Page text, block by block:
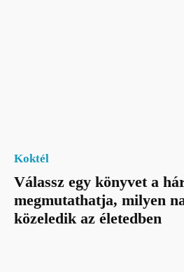
Koktél
Válassz egy könyvet a
megmutathatja, milyen
közeledik az életedben